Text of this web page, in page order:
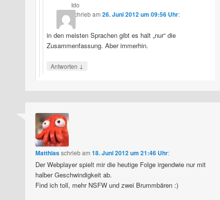
Ido
schriebam 26. Juni 2012 um 09:56 Uhr:
in den meisten Sprachen gibt es halt „nur“ die
Zusammenfassung. Aber immerhin.
Antworten ↓
Matthiasschriebam18. Juni 2012 um 21:46 Uhr:
Der Webplayer spielt mir die heutige Folge irgendwie nur mit
halber Geschwindigkeit ab.
Find ich toll, mehr NSFW und zwei Brummbären :)